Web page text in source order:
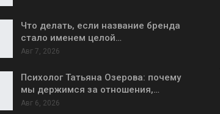
Что делать, если название бренда
стало именем целой…
Авг 7, 2026
Психолог Татьяна Озерова: почему
мы держимся за отношения,…
Авг 6, 2026